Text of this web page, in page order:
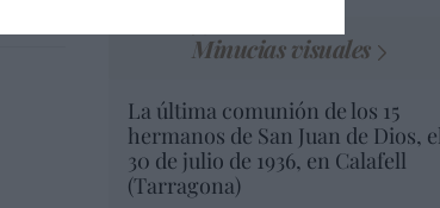
Minucias visuales
La última comunión de los 15
hermanos de San Juan de Dios,
30 de julio de 1936, en Calafell
(Tarragona)